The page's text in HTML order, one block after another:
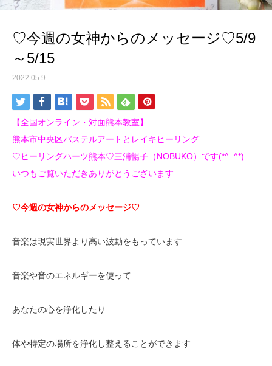
♡今週の女神からのメッセージ♡5/9
～5/15
2022.05.9
【全国オンライン・対面熊本教室】
熊本市中央区パステルアートとレイキヒーリング
♡ヒーリングハーツ熊本♡三浦暢子（NOBUKO）です(*^_^*)
いつもご覧いただきありがとうございます
♡今週の女神からのメッセージ♡
音楽は現実世界より高い波動をもっています
音楽や音のエネルギーを使って
あなたの心を浄化したり
体や特定の場所を浄化し整えることができます